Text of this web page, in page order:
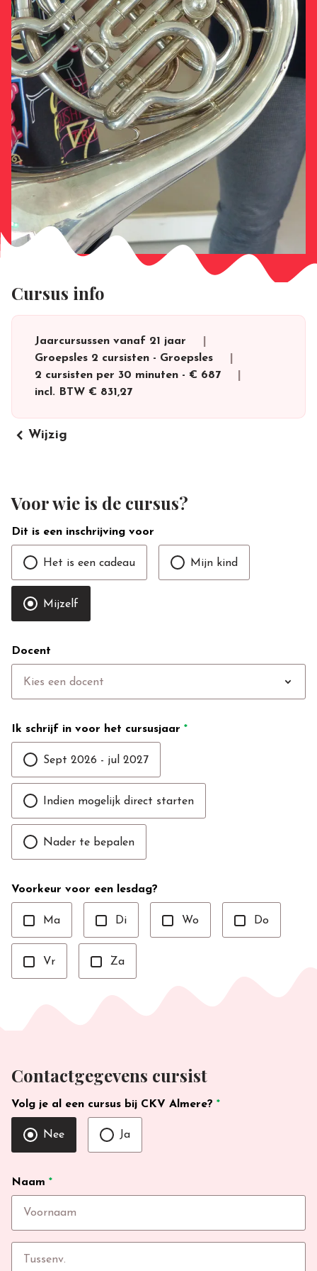
Cursus info
Jaarcursussen vanaf 21 jaar
Groepsles 2 cursisten - Groepsles
2 cursisten per 30 minuten - € 687
incl. BTW € 831,27
keyboard_arrow_left Wijzig
Voor wie is de cursus?
Dit is een inschrijving voor
Het is een cadeau Mijn kind
Mijzelf
Docent
Kies een docent expand_more
Ik schrijf in voor het cursusjaar *
Sept 2026 - jul 2027
Indien mogelijk direct starten
Nader te bepalen
Voorkeur voor een lesdag?
Ma Di Wo Do
Vr Za
Contactgegevens cursist
Volg je al een cursus bij CKV Almere? *
Nee Ja
Naam *